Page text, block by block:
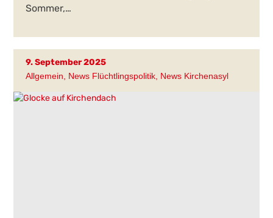
Sommer,…
9. September 2025
Allgemein News Flüchtlingspolitik News Kirchenasyl